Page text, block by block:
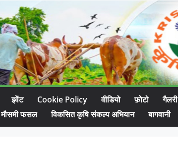
इवेंट Cookie Policy वीडियो फ़ोटो गैलरी
मौसमी फसल
विकसित कृषि संकल्प अभियान बागवानी